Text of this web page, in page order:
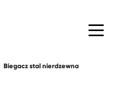
biegacz stal nierdzewna